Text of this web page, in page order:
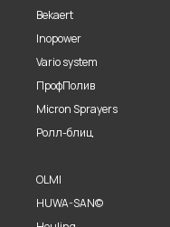
Bekaert
Inopower
Vario system
ПрофПолив
Micron Sprayers
Ролл-блиц
OLMI
HUWA-SAN©